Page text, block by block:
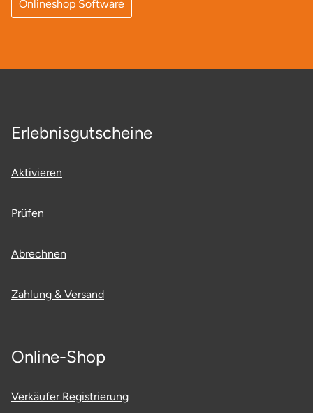
Onlineshop Software
Erlebnisgutscheine
Aktivieren
Prüfen
Abrechnen
Zahlung & Versand
Online-Shop
Verkäufer Registrierung